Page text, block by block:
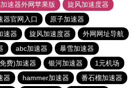
速器外网苹果版
旋风加速度器
器官网入口
原子加速器
速器 旋风加速度器
外网网址导航
abc加速器
暴雪加速器
费)加速器 银河加速器
1元机场
器 hammer加速器
番石榴加速器